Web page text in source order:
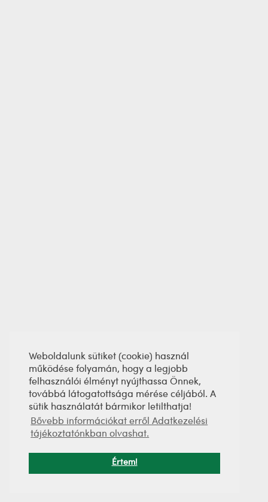
Weboldalunk sütiket (cookie) használ
működése folyamán, hogy a legjobb
felhasználói élményt nyújthassa Önnek,
továbbá látogatottsága mérése céljából. A
sütik használatát bármikor letilthatja!
Bővebb információkat erről Adatkezelési
tájékoztatónkban olvashat.
Értem!